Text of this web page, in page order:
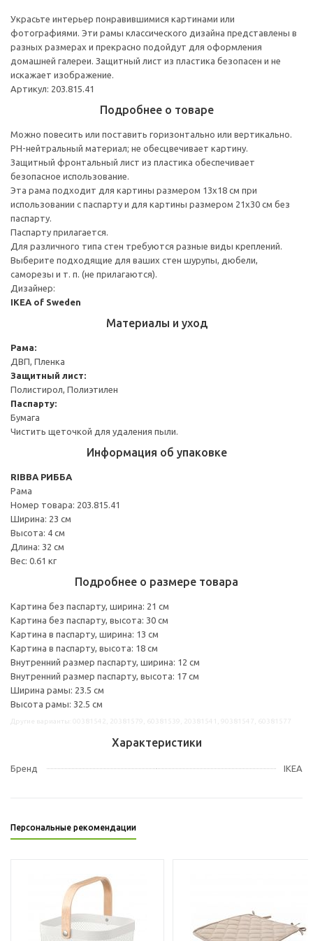
Украсьте интерьер понравившимися картинами или
фотографиями. Эти рамы классического дизайна представлены в
разных размерах и прекрасно подойдут для оформления
домашней галереи. Защитный лист из пластика безопасен и не
искажает изображение.
Артикул: 203.815.41
Подробнее о товаре
Можно повесить или поставить горизонтально или вертикально.
PH-нейтральный материал; не обесцвечивает картину.
Защитный фронтальный лист из пластика обеспечивает
безопасное использование.
Эта рама подходит для картины размером 13х18 см при
использовании с паспарту и для картины размером 21х30 см без
паспарту.
Паспарту прилагается.
Для различного типа стен требуются разные виды креплений.
Выберите подходящие для ваших стен шурупы, дюбели,
саморезы и т. п. (не прилагаются).
Дизайнер:
IKEA of Sweden
Материалы и уход
Рама:
ДВП, Пленка
Защитный лист:
Полистирол, Полиэтилен
Паспарту:
Бумага
Чистить щеточкой для удаления пыли.
Информация об упаковке
RIBBA РИББА
Рама
Номер товара: 203.815.41
Ширина: 23 см
Высота: 4 см
Длина: 32 см
Вес: 0.61 кг
Подробнее о размере товара
Картина без паспарту, ширина: 21 см
Картина без паспарту, высота: 30 см
Картина в паспарту, ширина: 13 см
Картина в паспарту, высота: 18 см
Внутренний размер паспарту, ширина: 12 см
Внутренний размер паспарту, высота: 17 см
Ширина рамы: 23.5 см
Высота рамы: 32.5 см
Характеристики
Бренд IKEA
Персональные рекомендации